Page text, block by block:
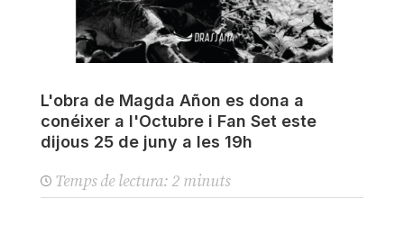
L'obra de Magda Añon es dona a
conéixer a l'Octubre i Fan Set este
dijous 25 de juny a les 19h
Temps de lectura: 2 minuts